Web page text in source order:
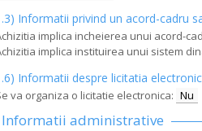
Informatii privind un acord-cadru
implica incheierea unui acord-
implica instituirea unui sistem
Informatii despre licitatia
va organiza o licitatie electronica: Nu
Informatii administrative